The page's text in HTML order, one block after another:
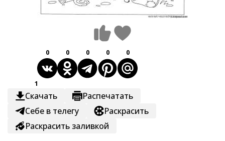
0 0 0 0 0
1
Скачать
Распечатать
Себе в телегу
Раскрасить
Раскрасить заливкой